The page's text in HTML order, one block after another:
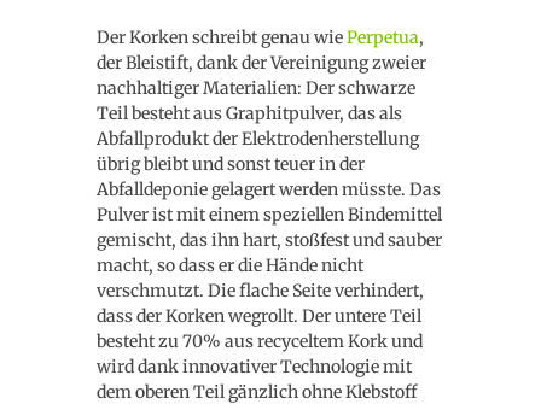
Der Korken schreibt genau wiePerpetua,
der Bleistift, dank der Vereinigung zweier
nachhaltiger Materialien: Der schwarze
Teil besteht aus Graphitpulver, das als
Abfallprodukt der Elektrodenherstellung
übrig bleibt und sonst teuer in der
Abfalldeponie gelagert werden müsste. Das
Pulver ist mit einem speziellen Bindemittel
gemischt, das ihn hart, stoßfest und sauber
macht, so dass er die Hände nicht
verschmutzt. Die flache Seite verhindert,
dass der Korken wegrollt. Der untere Teil
besteht zu 70% aus recyceltem Kork und
wird dank innovativer Technologie mit
dem oberen Teil gänzlich ohne Klebstoff